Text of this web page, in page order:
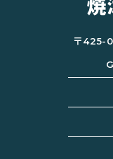
〒425-